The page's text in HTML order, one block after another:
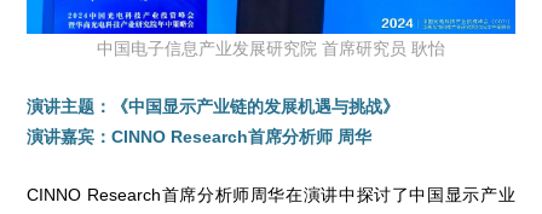
中国电子信息产业发展研究院 首席研究员 耿怡
演讲主题：《中国显示产业链的发展机遇与挑战》
演讲嘉宾：CINNO Research首席分析师 周华
CINNO Research首席分析师周华在演讲中探讨了中国显示产业